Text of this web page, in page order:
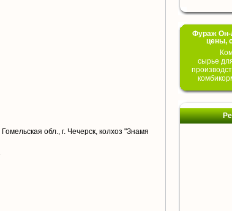
обл., г. Чечерск, колхоз "Знамя
Фураж Он-
цены,
сырье